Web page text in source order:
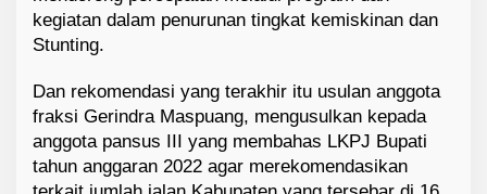
kegiatan dalam penurunan tingkat kemiskinan dan
Stunting.
Dan rekomendasi yang terakhir itu usulan anggota
fraksi Gerindra Maspuang, mengusulkan kepada
anggota pansus III yang membahas LKPJ Bupati
tahun anggaran 2022 agar merekomendasikan